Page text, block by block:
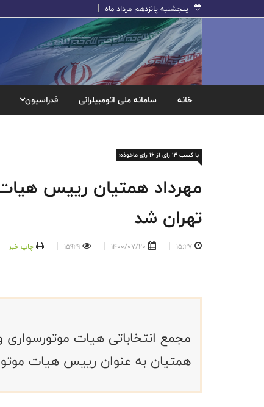
پنجشنبه پانزدهم مرداد ماه
خانه سامانه ملی اتومبیلرانی فدراسیون
با کسب 14 رای از 16 رای ماخوذه؛
مهرداد همتیان رییس هیات
تهران شد
15:27
1400/07/20
15929 چاپ خبر
مجمع انتخاباتی هیات موتورسواری
همتیان به عنوان رییس هیات